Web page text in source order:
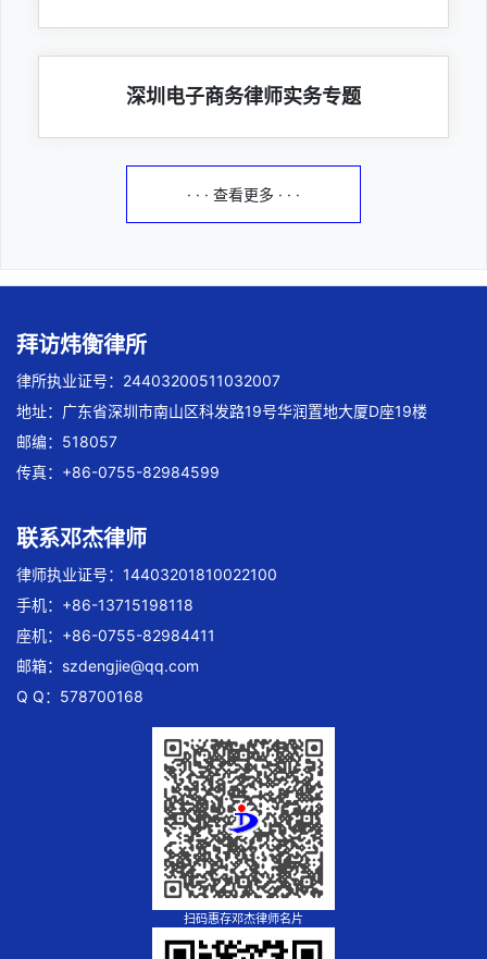
深圳电子商务律师实务专题
· · · 查看更多 · · ·
拜访炜衡律所
律所执业证号：24403200511032007
地址：广东省深圳市南山区科发路19号华润置地大厦D座19楼
邮编：518057
传真：+86-0755-82984599
联系邓杰律师
律师执业证号：14403201810022100
手机：+86-13715198118
座机：+86-0755-82984411
邮箱： szdengjie@qq.com
Q Q：578700168
扫码惠存邓杰律师名片